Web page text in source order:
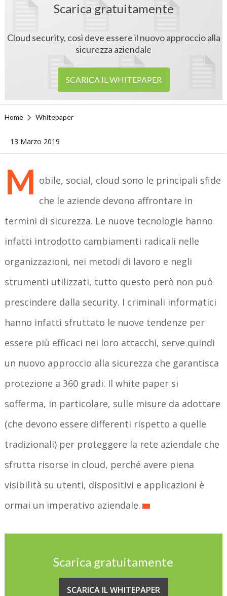
Scarica gratuitamente
Cloud security, così deve essere il nuovo approccio alla
sicurezza aziendale
SCARICA IL WHITEPAPER
Home Whitepaper
13 Marzo 2019
M obile, social, cloud sono le principali sfide
che le aziende devono affrontare in
termini di sicurezza. Le nuove tecnologie hanno
infatti introdotto cambiamenti radicali nelle
organizzazioni, nei metodi di lavoro e negli
strumenti utilizzati, tutto questo però non può
prescindere dalla security. I criminali informatici
hanno infatti sfruttato le nuove tendenze per
essere più efficaci nei loro attacchi, serve quindi
un nuovo approccio alla sicurezza che garantisca
protezione a 360 gradi. Il white paper si
sofferma, in particolare, sulle misure da adottare
(che devono essere differenti rispetto a quelle
tradizionali) per proteggere la rete aziendale che
sfrutta risorse in cloud, perché avere piena
visibilità su utenti, dispositivi e applicazioni è
ormai un imperativo aziendale.
Scarica gratuitamente
SCARICA IL WHITEPAPER